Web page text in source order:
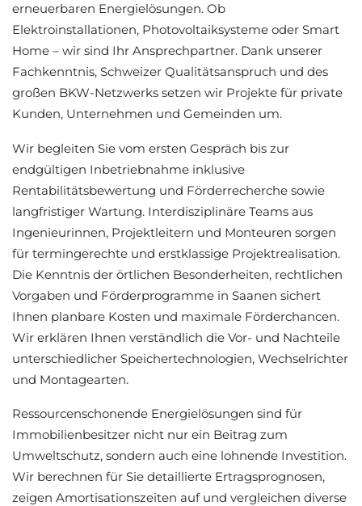
erneuerbaren Energielösungen. Ob
Elektroinstallationen, Photovoltaiksysteme oder Smart
Home – wir sind Ihr Ansprechpartner. Dank unserer
Fachkenntnis, Schweizer Qualitätsanspruch und des
großen BKW-Netzwerks setzen wir Projekte für private
Kunden, Unternehmen und Gemeinden um.
Wir begleiten Sie vom ersten Gespräch bis zur
endgültigen Inbetriebnahme inklusive
Rentabilitätsbewertung und Förderrecherche sowie
langfristiger Wartung. Interdisziplinäre Teams aus
Ingenieurinnen, Projektleitern und Monteuren sorgen
für termingerechte und erstklassige Projektrealisation.
Die Kenntnis der örtlichen Besonderheiten, rechtlichen
Vorgaben und Förderprogramme in Saanen sichert
Ihnen planbare Kosten und maximale Förderchancen.
Wir erklären Ihnen verständlich die Vor- und Nachteile
unterschiedlicher Speichertechnologien, Wechselrichter
und Montagearten.
Ressourcenschonende Energielösungen sind für
Immobilienbesitzer nicht nur ein Beitrag zum
Umweltschutz, sondern auch eine lohnende Investition.
Wir berechnen für Sie detaillierte Ertragsprognosen,
zeigen Amortisationszeiten auf und vergleichen diverse